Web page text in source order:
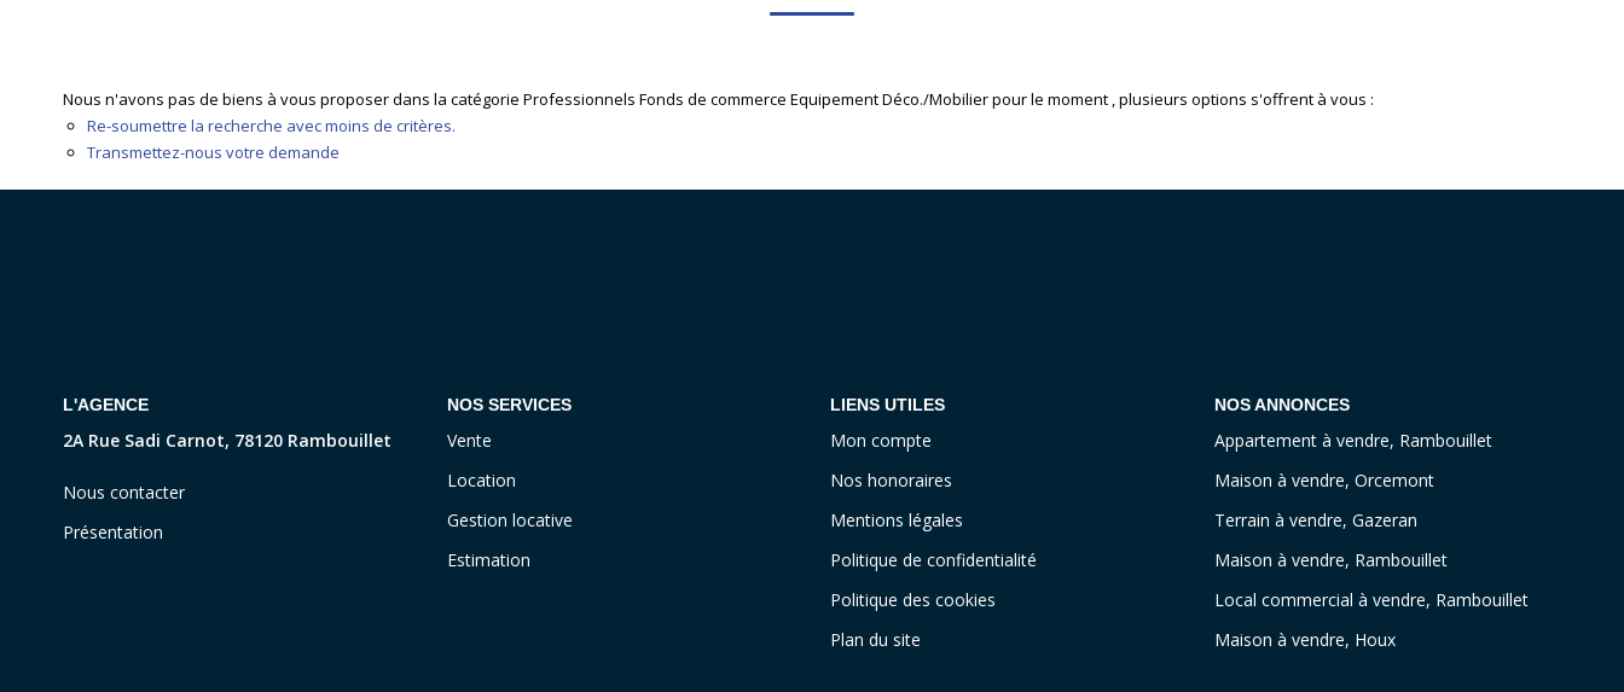
Nous n'avons pas de biens à vous proposer dans la catégorie Professionnels Fonds de commerce Equipement Déco./Mobilier pour le moment , plusieurs options s'offrent à vous :
Re-soumettre la recherche avec moins de critères.
Transmettez-nous votre demande
L'AGENCE
2A Rue Sadi Carnot, 78120 Rambouillet
Nous contacter
Présentation
NOS SERVICES
Vente
Location
Gestion locative
Estimation
LIENS UTILES
Mon compte
Nos honoraires
Mentions légales
Politique de confidentialité
Politique des cookies
Plan du site
NOS ANNONCES
Appartement à vendre, Rambouillet
Maison à vendre, Orcemont
Terrain à vendre, Gazeran
Maison à vendre, Rambouillet
Local commercial à vendre, Rambouillet
Maison à vendre, Houx